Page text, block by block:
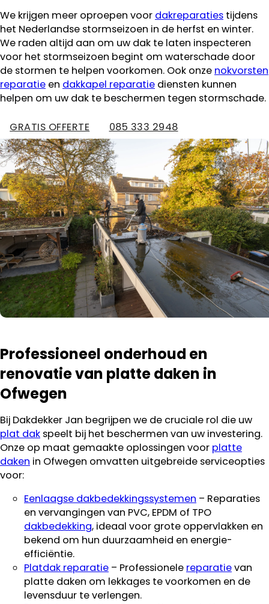
We krijgen meer oproepen voor dakreparaties tijdens
het Nederlandse stormseizoen in de herfst en winter.
We raden altijd aan om uw dak te laten inspecteren
voor het stormseizoen begint om waterschade door
de stormen te helpen voorkomen. Ook onze nokvorsten
reparatie en dakkapel reparatie diensten kunnen
helpen om uw dak te beschermen tegen stormschade.
GRATIS OFFERTE 085 333 2948
Professioneel onderhoud en
renovatie van platte daken in
Ofwegen
Bij Dakdekker Jan begrijpen we de cruciale rol die uw
plat dak speelt bij het beschermen van uw investering.
Onze op maat gemaakte oplossingen voor platte
daken in Ofwegen omvatten uitgebreide serviceopties
voor:
Eenlaagse dakbedekkingssystemen – Reparaties
en vervangingen van PVC, EPDM of TPO
dakbedekking, ideaal voor grote oppervlakken en
bekend om hun duurzaamheid en energie-
efficiëntie.
Platdak reparatie – Professionele reparatievan
platte daken om lekkages te voorkomen en de
levensduur te verlengen.